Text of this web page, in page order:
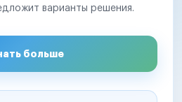
варианты решения.
больше